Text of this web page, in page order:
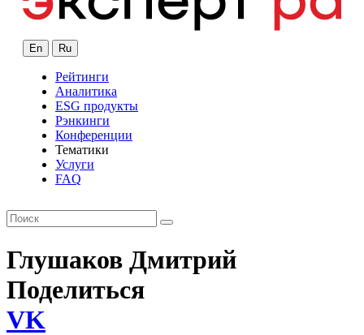
En Ru
Рейтинги
Аналитика
ESG продукты
Рэнкинги
Конференции
Тематики
Услуги
FAQ
Глушаков Дмитрий
Поделиться
VK